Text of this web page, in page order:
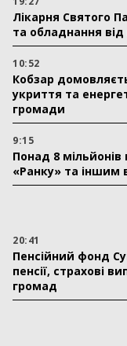
Лікарня Святого
та обладнання від
10:52
Кобзар
укриття та
громади
9:15
Понад 8
«Ранку» та іншим
20:41
Пенсійний фонд
пенсії, страхові
громад